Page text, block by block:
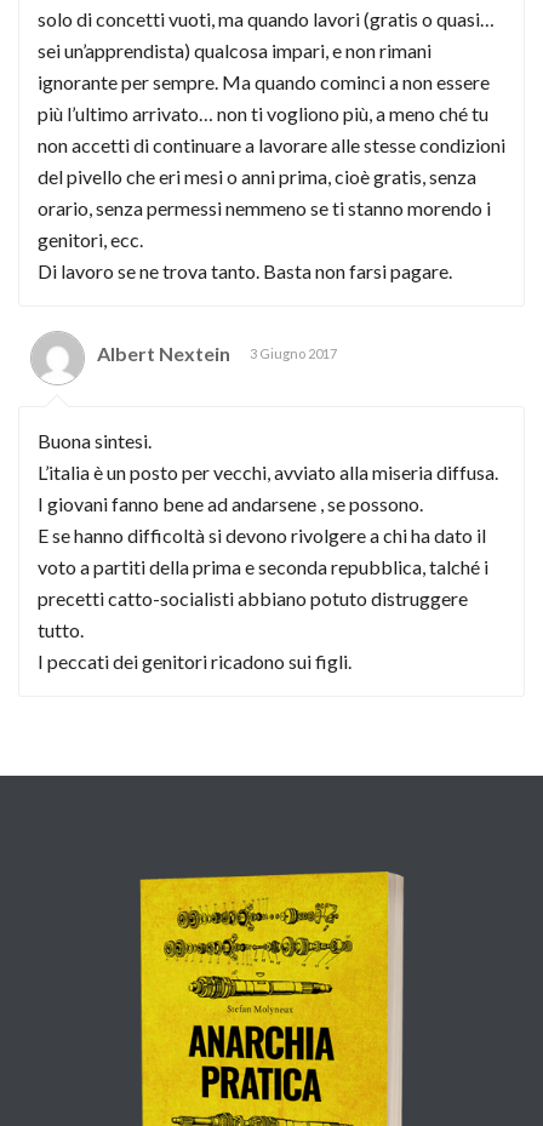
solo di concetti vuoti, ma quando lavori (gratis o quasi…
sei un’apprendista) qualcosa impari, e non rimani
ignorante per sempre. Ma quando cominci a non essere
più l’ultimo arrivato… non ti vogliono più, a meno ché tu
non accetti di continuare a lavorare alle stesse condizioni
del pivello che eri mesi o anni prima, cioè gratis, senza
orario, senza permessi nemmeno se ti stanno morendo i
genitori, ecc.
Di lavoro se ne trova tanto. Basta non farsi pagare.
Albert Nextein 3 Giugno 2017
Buona sintesi.
L’italia è un posto per vecchi, avviato alla miseria diffusa.
I giovani fanno bene ad andarsene , se possono.
E se hanno difficoltà si devono rivolgere a chi ha dato il
voto a partiti della prima e seconda repubblica, talché i
precetti catto-socialisti abbiano potuto distruggere
tutto.
I peccati dei genitori ricadono sui figli.